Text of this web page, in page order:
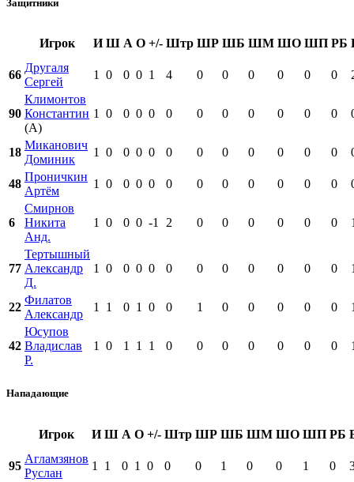
Защитники
Игрок И Ш А О +/- Штр ШР ШБ ШМ ШО ШП РБ
66
Другаля
Сергей
1 0 0 0 1 4 0 0 0 0 0 0
90
Климонтов
Константин
(А)
1 0 0 0 0 0 0 0 0 0 0 0
18
Миканович
Доминик
1 0 0 0 0 0 0 0 0 0 0 0
48
Проничкин
Артём
1 0 0 0 0 0 0 0 0 0 0 0
6
Смирнов
Никита
Анд.
1 0 0 0 -1 2 0 0 0 0 0 0
77
Тертышный
Александр
Д.
1 0 0 0 0 0 0 0 0 0 0 0
22
Филатов
Александр
1 1 0 1 0 0 1 0 0 0 0 0
42
Юсупов
Владислав
Р.
1 0 1 1 1 0 0 0 0 0 0 0
Нападающие
Игрок И Ш А О +/- Штр ШР ШБ ШМ ШО ШП РБ
95
Агламзянов
Руслан
1 1 0 1 0 0 0 1 0 0 1 0